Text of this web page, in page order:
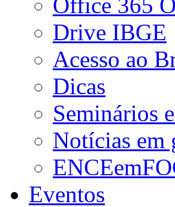
Drive IBGE
Acesso ao
Dicas
Seminários
Notícias em
Eventos